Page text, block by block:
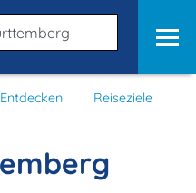
Entdecken
Reiseziele